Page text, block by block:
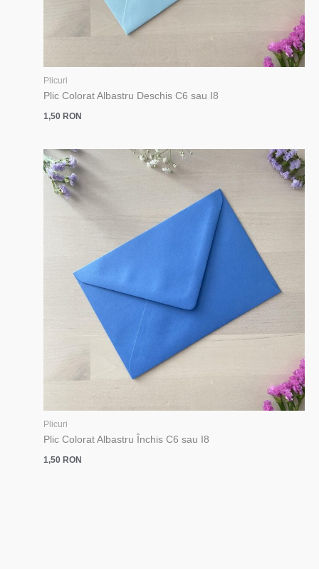
Plicuri
Plic Colorat Albastru Deschis C6 sau I8
1,50 RON
Plicuri
Plic Colorat Albastru Închis C6 sau I8
1,50RON